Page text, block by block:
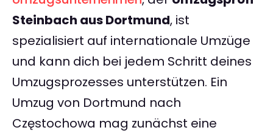
Steinbach aus Dortmund, ist
spezialisiert auf internationale Umzüge
und kann dich bei jedem Schritt deines
Umzugsprozesses unterstützen. Ein
Umzug von Dortmund nach
Częstochowa mag zunächst eine